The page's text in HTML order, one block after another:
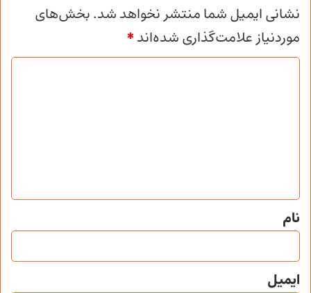
نشانی ایمیل شما منتشر نخواهد شد.بخش‌های
موردنیاز علامت‌گذاری شده‌اند*
*
نام
ایمیل